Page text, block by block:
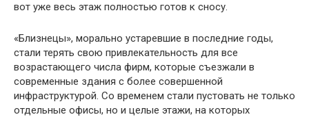
вот уже весь этаж полностью готов к сносу.
«Близнецы», морально устаревшие в последние годы,
стали терять свою привлекательность для все
возрастающего числа фирм, которые съезжали в
современные здания с более совершенной
инфраструктурой. Со временем стали пустовать не только
отдельные офисы, но и целые этажи, на которых